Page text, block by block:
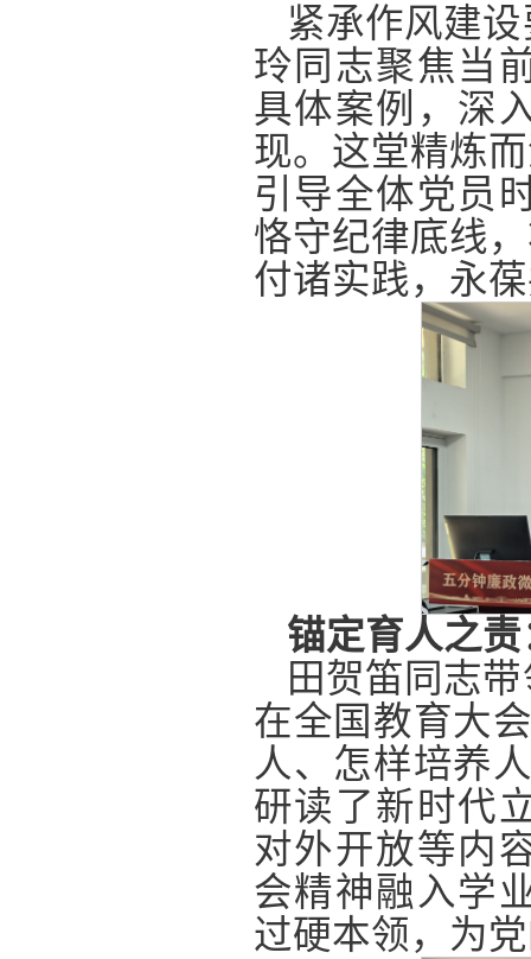
紧承作风建
玲同志聚焦当
具体案例，深
现。这堂精炼
引导全体党员
恪守纪律底线
付诸实践，永
锚定育人之
田贺笛同志
在全国教育大
人、怎样培养
研读了新时代
对外开放等内
会精神融入学
过硬本领，为